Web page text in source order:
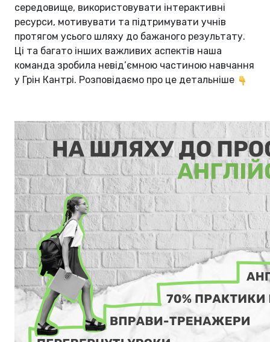
середовище, використовувати інтерактивні
ресурси, мотивувати та підтримувати учнів
протягом усього шляху до бажаного результату.
Ці та багато інших важливих аспектів наша
команда зробила невід’ємною частиною навчання
у Грін Кантрі. Розповідаємо про це детальніше